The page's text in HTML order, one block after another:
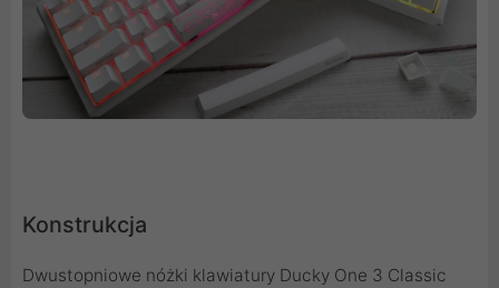
Konstrukcja
Dwustopniowe nóżki klawiatury Ducky One 3 Classic